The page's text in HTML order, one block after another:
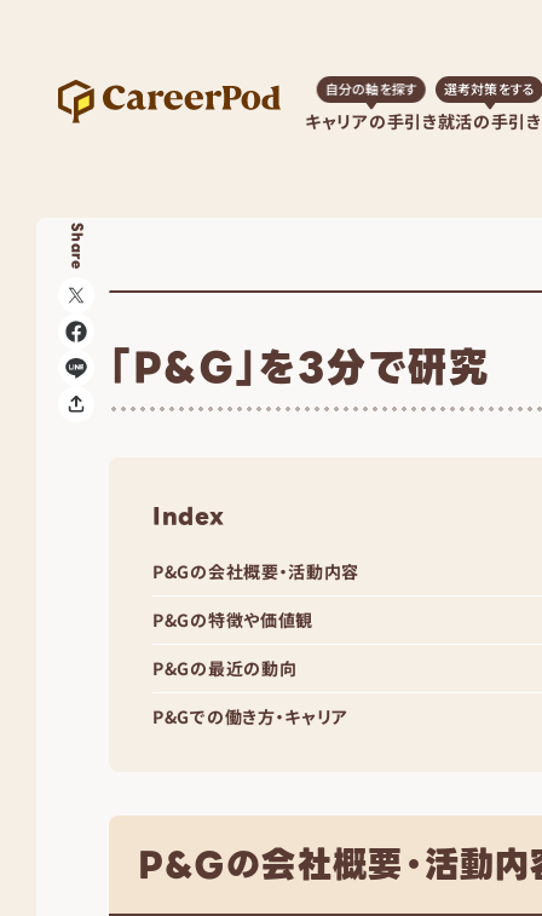
キャリアの手引き
自分の軸を探す
就活の手引き
選考対策をする
Share
「P&G」を3分で研究
Index
P&Gの会社概要・活動内容
P&Gの特徴や価値観
P&Gの最近の動向
P&Gでの働き方・キャリア
P&Gの会社概要・活動内